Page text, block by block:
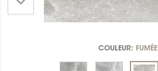
COULEUR: FUMÉE